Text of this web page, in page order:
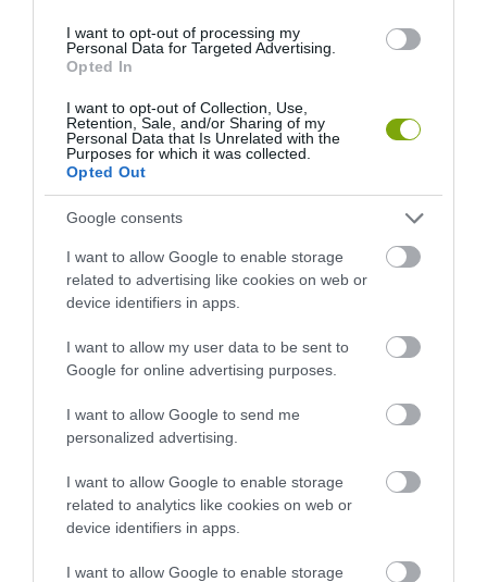
I want to opt-out of processing my
Personal Data for Targeted Advertising.
Opted In
I want to opt-out of Collection, Use,
Retention, Sale, and/or Sharing of my
Personal Data that Is Unrelated with the
Purposes for which it was collected.
Opted Out
Google consents
I want to allow Google to enable storage
related to advertising like cookies on web or
device identifiers in apps.
I want to allow my user data to be sent to
Google for online advertising purposes.
I want to allow Google to send me
personalized advertising.
I want to allow Google to enable storage
related to analytics like cookies on web or
device identifiers in apps.
I want to allow Google to enable storage